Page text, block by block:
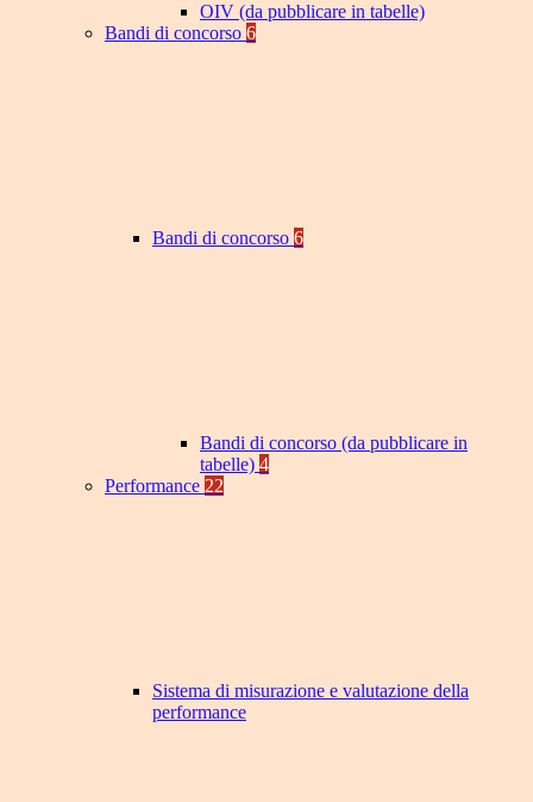
OIV (da pubblicare in tabelle)
Bandi di concorso 6
Bandi di concorso 6
Bandi di concorso (da pubblicare in
tabelle) 4
Performance 22
Sistema di misurazione e valutazione della
performance